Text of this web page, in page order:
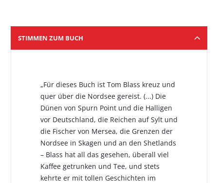
STIMMEN ZUM BUCH
„Für dieses Buch ist Tom Blass kreuz und
quer über die Nordsee gereist. (...) Die
Dünen von Spurn Point und die Halligen
vor Deutschland, die Reichen auf Sylt und
die Fischer von Mersea, die Grenzen der
Nordsee in Skagen und an den Shetlands
– Blass hat all das gesehen, überall viel
Kaffee getrunken und Tee, und stets
kehrte er mit tollen Geschichten im